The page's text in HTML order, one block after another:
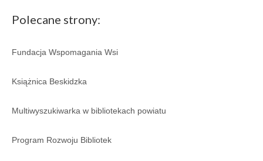
Regulamin korzystania ze zbiorów i usług GBP
Galeria
Galeria 2026
Polecane strony:
Fundacja Wspomagania Wsi
Książnica Beskidzka
Multiwyszukiwarka w bibliotekach powiatu
Program Rozwoju Bibliotek